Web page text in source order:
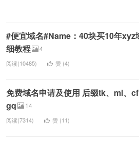
#便宜域名#Name：40块买10年xyz
细教程
4
阅读(10485) 赞 (4)
免费域名申请及使用 后缀tk、ml、cf
gq
14
阅读(7314) 赞 (11)